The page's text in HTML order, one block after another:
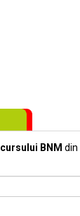
cursului BNM din